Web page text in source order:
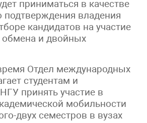
приниматься в качестве
подтверждения владения
кандидатов на участие
и двойных
Отдел международных
студентам и
принять участие в
мобильности
двух семестров в вузах